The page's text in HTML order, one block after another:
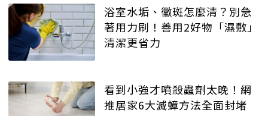
浴室水垢、黴斑怎麼清？別急
著用力刷！善用2好物「濕敷」
清潔更省力
看到小強才噴殺蟲劑太晚！網
推居家6大滅蟑方法全面封堵